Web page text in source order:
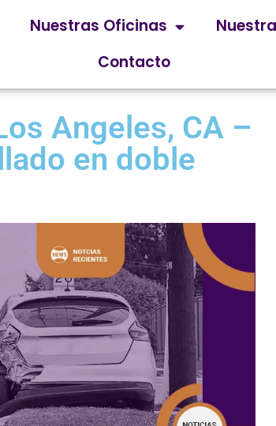
Nuestras Oficinas
Contacto
Angeles, CA –
en doble